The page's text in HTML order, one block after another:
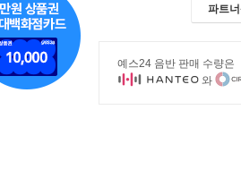
파트
예스24 음반 판매 수량은
와